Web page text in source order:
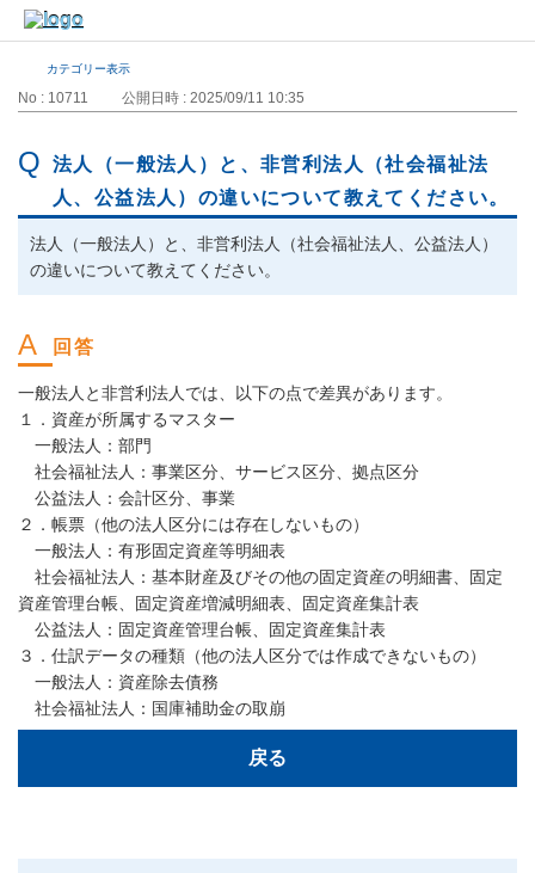
カテゴリー表示
No : 10711 公開日時 : 2025/09/11 10:35
法人（一般法人）と、非営利法人（社会福祉法
人、公益法人）の違いについて教えてください。
法人（一般法人）と、非営利法人（社会福祉法人、公益法人）
の違いについて教えてください。
一般法人と非営利法人では、以下の点で差異があります。
１．資産が所属するマスター
一般法人：部門
社会福祉法人：事業区分、サービス区分、拠点区分
公益法人：会計区分、事業
２．帳票（他の法人区分には存在しないもの）
一般法人：有形固定資産等明細表
社会福祉法人：基本財産及びその他の固定資産の明細書、固定
資産管理台帳、固定資産増減明細表、固定資産集計表
公益法人：固定資産管理台帳、固定資産集計表
３．仕訳データの種類（他の法人区分では作成できないもの）
一般法人：資産除去債務
社会福祉法人：国庫補助金の取崩
戻る